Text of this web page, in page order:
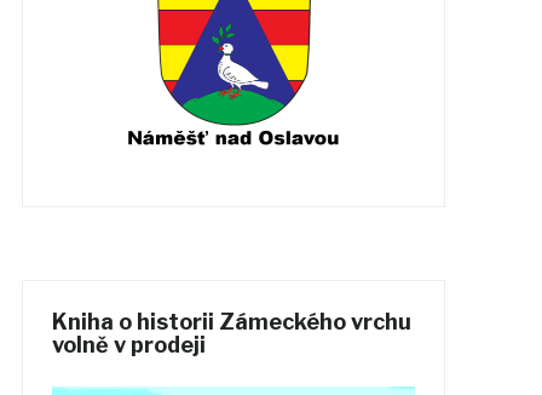
Kniha o historii Zámeckého vrchu
volně v prodeji